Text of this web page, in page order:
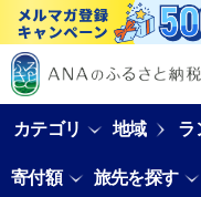
カテゴリ 地域 ラ
寄付額 旅先を探す